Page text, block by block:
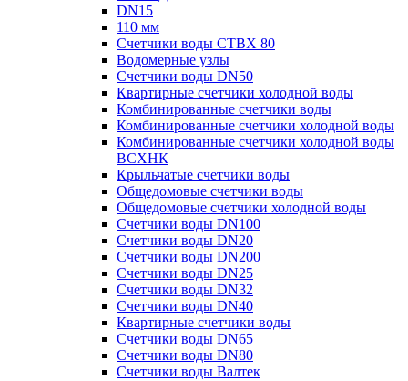
DN15
110 мм
Счетчики воды СТВХ 80
Водомерные узлы
Счетчики воды DN50
Квартирные счетчики холодной воды
Комбинированные счетчики воды
Комбинированные счетчики холодной воды
Комбинированные счетчики холодной воды
ВСХНК
Крыльчатые счетчики воды
Общедомовые счетчики воды
Общедомовые счетчики холодной воды
Счетчики воды DN100
Счетчики воды DN20
Счетчики воды DN200
Счетчики воды DN25
Счетчики воды DN32
Счетчики воды DN40
Квартирные счетчики воды
Счетчики воды DN65
Счетчики воды DN80
Счетчики воды Валтек